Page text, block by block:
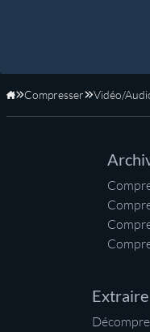
Accueil
Compresser Vidéo/
Extraire